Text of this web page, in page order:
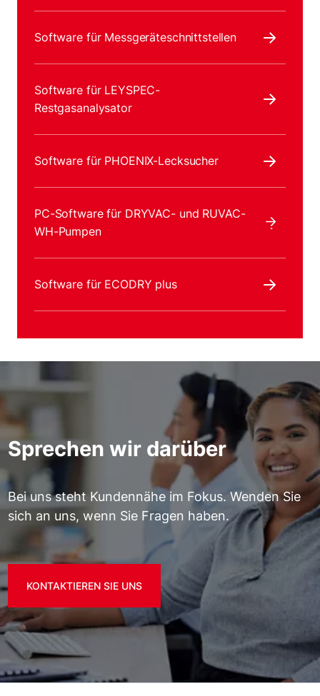
Software für Messgeräteschnittstellen
Software für LEYSPEC-
Restgasanalysator
Software für PHOENIX-Lecksucher
PC-Software für DRYVAC- und RUVAC-
WH-Pumpen
Software für ECODRY plus
Sprechen wir darüber
Bei uns steht Kundennähe im Fokus. Wenden Sie
sich an uns, wenn Sie Fragen haben.
KONTAKTIEREN SIE UNS